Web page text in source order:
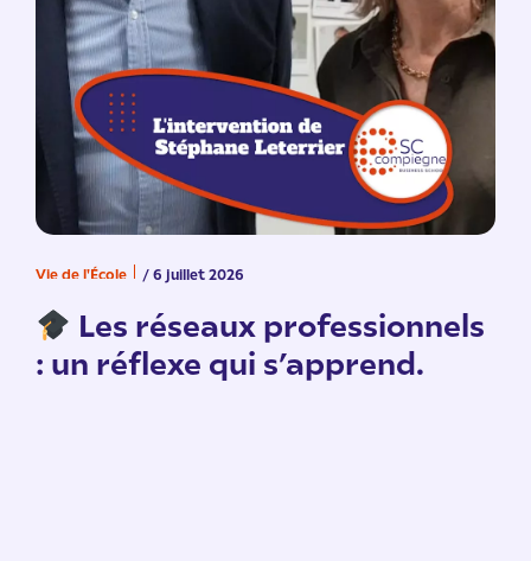
Vie de l'École / 6 juillet 2026
Les réseaux professionnels
: un réflexe qui s’apprend.